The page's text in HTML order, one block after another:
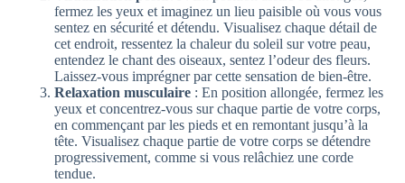
fermez les yeux et imaginez un lieu paisible où vous vous
sentez en sécurité et détendu. Visualisez chaque détail de
cet endroit, ressentez la chaleur du soleil sur votre peau,
entendez le chant des oiseaux, sentez l’odeur des fleurs.
Laissez-vous imprégner par cette sensation de bien-être.
Relaxation musculaire : En position allongée, fermez les
yeux et concentrez-vous sur chaque partie de votre corps,
en commençant par les pieds et en remontant jusqu’à la
tête. Visualisez chaque partie de votre corps se détendre
progressivement, comme si vous relâchiez une corde
tendue.